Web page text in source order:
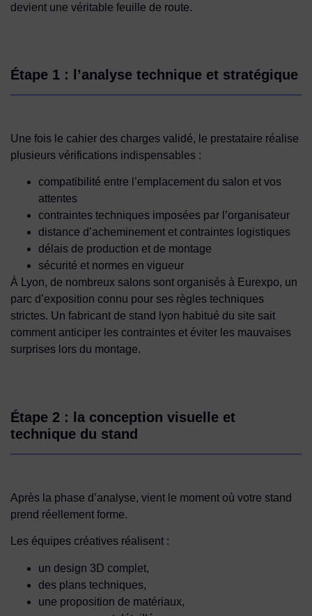
devient une véritable feuille de route.
Étape 1 : l’analyse technique et stratégique
Une fois le cahier des charges validé, le prestataire réalise
plusieurs vérifications indispensables :
compatibilité entre l’emplacement du salon et vos
attentes
contraintes techniques imposées par l’organisateur
distance d’acheminement et contraintes logistiques
délais de production et de montage
sécurité et normes en vigueur
À Lyon, de nombreux salons sont organisés à Eurexpo, un
parc d’exposition connu pour ses règles techniques
strictes. Un fabricant de stand lyon habitué du site sait
comment anticiper les contraintes et éviter les mauvaises
surprises lors du montage.
Étape 2 : la conception visuelle et
technique du stand
Après la phase d’analyse, vient le moment où votre stand
prend réellement forme.
Les équipes créatives réalisent :
un design 3D complet,
des plans techniques,
une proposition de matériaux,